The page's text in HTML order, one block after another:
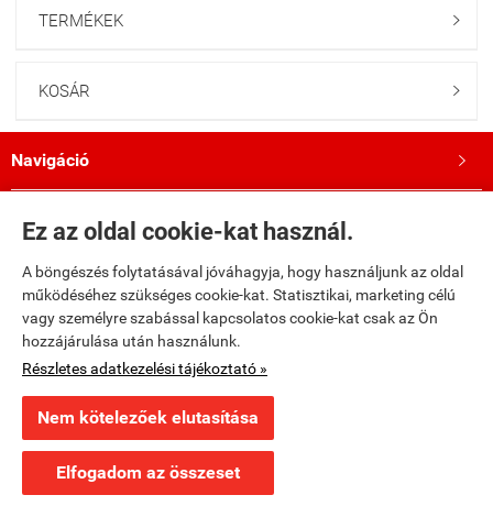
Ez az oldal cookie-kat használ.
A böngészés folytatásával jóváhagyja, hogy használjunk az oldal
működéséhez szükséges cookie-kat. Statisztikai, marketing célú
vagy személyre szabással kapcsolatos cookie-kat csak az Ön
hozzájárulása után használunk.
Részletes adatkezelési tájékoztató »
Nem kötelezőek elutasítása
Elfogadom az összeset
TERMÉKEK 
KOSÁR 
Navigáció 
Saját fiók
Bemutatkozás 
Kövess minket a Facebookon!
Adatkezelési tájékoztató
Webáruház készítésa StartÜzlettel.